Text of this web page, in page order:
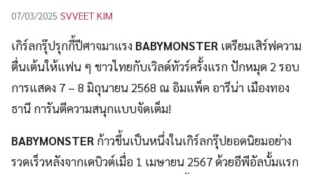
07/03/2025 SVVEET KIM
เกิร์ลกรุ๊ปรุกกี้ปีศาจมาแรง BABYMONSTER เตรียมเสิร์ฟความ
ตื่นเต้นให้แฟน ๆ ชาวไทยกับเวิลด์ทัวร์ครั้งแรก ปักหมุด 2 รอบ
การแสดง 7 – 8 มิถุนายน 2568 ณ อิมแพ็ค อารีน่า เมืองทอง
ธานี การันตีความสนุกแบบจัดเต็ม!
BABYMONSTER ก้าวขึ้นเป็นหนึ่งในเกิร์ลกรุ๊ปยอดนิยมอย่าง
รวดเร็วหลังจากเดบิวต์เมื่อ 1 เมษายน 2567 ด้วยอีพีอัลบั้มแรก